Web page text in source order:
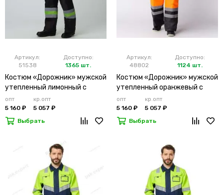
Артикул:
51538
Доступно:
1365 шт.
Костюм «Дорожник» мужской
утепленный лимонный с
брюками
опт
5 160 ₽
кр.опт
5 057 ₽
Выбрать
Артикул:
48802
Доступно:
1124 шт.
Костюм «Дорожник» мужской
утепленный оранжевый с
брюками
опт
5 160 ₽
кр.опт
5 057 ₽
Выбрать